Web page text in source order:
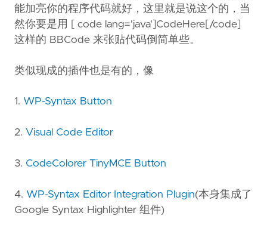
能加亮你的程序代码就好，这里就是说这个的，当
然你要是用 [ code lang='java']CodeHere[/code]
这样的 BBCode 来张贴代码倒简单些。
类似现成的插件也是有的，像
1. WP-Syntax Button
2. Visual Code Editor
3. CodeColorer TinyMCE Button
4. WP-Syntax Editor Integration Plugin(本身集成了
Google Syntax Highlighter 组件)